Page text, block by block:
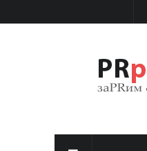
Перейти к основному